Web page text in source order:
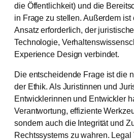
die Öffentlichkeit) und die
in Frage zu stellen. Außerdem
Ansatz erforderlich, der
Technologie,
Experience Design verbindet.
Die entscheidende Frage ist die
der Ethik. Als Juristinnen und
Entwicklerinnen und Entwickler
Verantwortung, effiziente
sondern auch die Integrität und
Rechtssystems zu wahren. Legal